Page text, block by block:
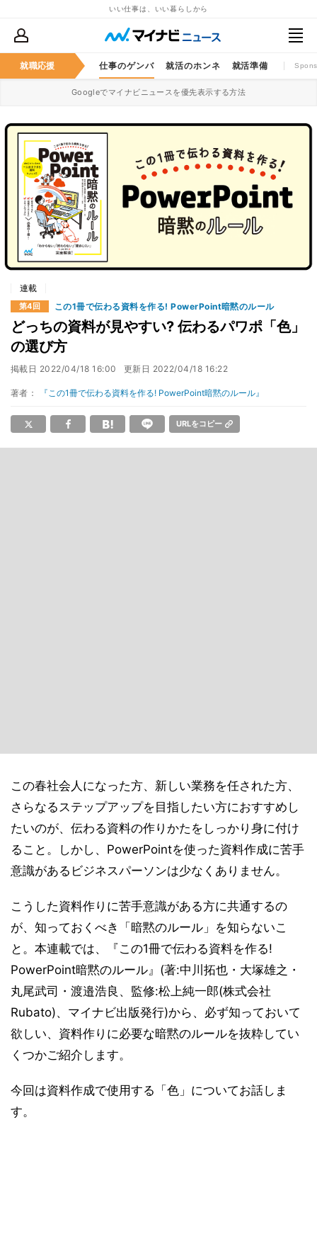
いい仕事は、いい暮らしから
就職応援 仕事のゲンバ 就活のホンネ 就活準備
Googleでマイナビニュースを優先表示する方法
連載
第4回 この1冊で伝わる資料を作る! PowerPoint暗黙のルール
どっちの資料が見やすい? 伝わるパワポ「色」
の選び方
掲載日 2022/04/18 16:00 更新日 2022/04/18 16:22
著者： 『この1冊で伝わる資料を作る! PowerPoint暗黙のルール』
URLをコピー
この春社会人になった方、新しい業務を任された方、
さらなるステップアップを目指したい方におすすめし
たいのが、伝わる資料の作りかたをしっかり身に付け
ること。しかし、PowerPointを使った資料作成に苦手
意識があるビジネスパーソンは少なくありません。
こうした資料作りに苦手意識がある方に共通するの
が、知っておくべき「暗黙のルール」を知らないこ
と。本連載では、『この1冊で伝わる資料を作る!
PowerPoint暗黙のルール』(著:中川拓也・大塚雄之・
丸尾武司・渡邉浩良、監修:松上純一郎(株式会社
Rubato)、マイナビ出版発行)から、必ず知っておいて
欲しい、資料作りに必要な暗黙のルールを抜粋してい
くつかご紹介します。
今回は資料作成で使用する「色」についてお話しま
す。